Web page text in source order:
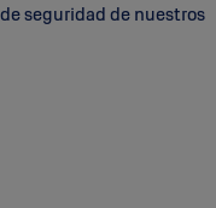
seguridad de nuestros